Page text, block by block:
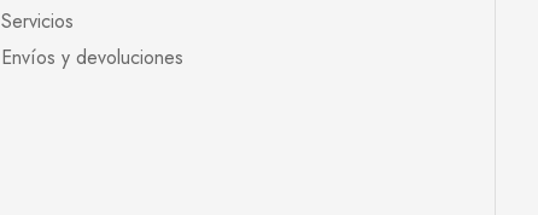
Servicios
Envíos y devoluciones